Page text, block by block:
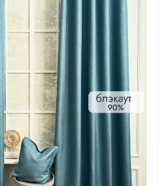
драпировка:
сохраняющие форму.
выдерживают даже
легко раздвигать и
вместе с кольцами.
подходят для гостиной,
кабинета. Выбирайте стиль,
интерьер мечты!